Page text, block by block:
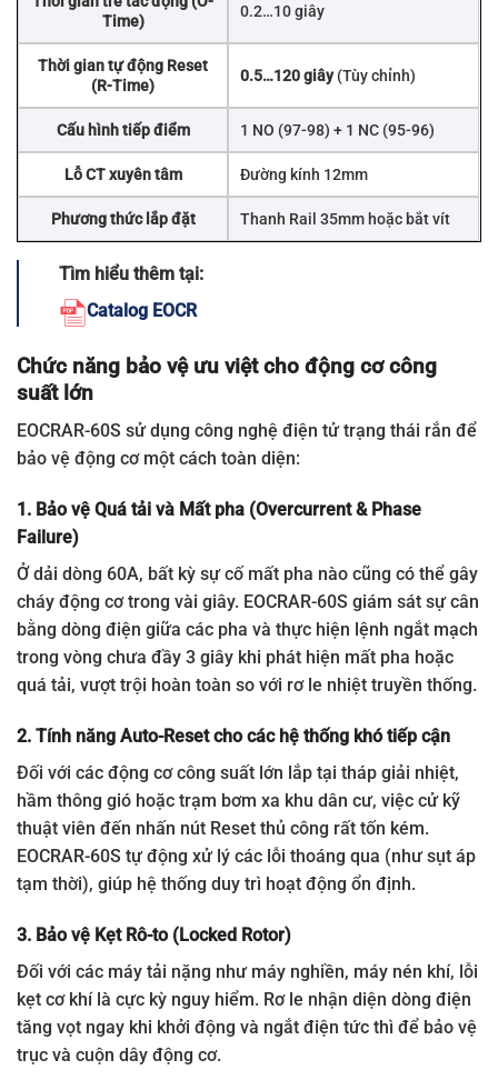
Time)
0.2…10 giây
Thời gian tự động Reset
(R-Time)
0.5…120 giây(Tùy chỉnh)
Cấu hình tiếp điểm 1 NO (97-98) + 1 NC (95-96)
Lỗ CT xuyên tâm Đường kính 12mm
Phương thức lắp đặt Thanh Rail 35mm hoặc bắt vít
Tìm hiểu thêm tại:
Catalog EOCR
Chức năng bảo vệ ưu việt cho động cơ công
suất lớn
EOCRAR-60S sử dụng công nghệ điện tử trạng thái rắn để
bảo vệ động cơ một cách toàn diện:
1. Bảo vệ Quá tải và Mất pha (Overcurrent & Phase
Failure)
Ở dải dòng 60A, bất kỳ sự cố mất pha nào cũng có thể gây
cháy động cơ trong vài giây. EOCRAR-60S giám sát sự cân
bằng dòng điện giữa các pha và thực hiện lệnh ngắt mạch
trong vòng chưa đầy 3 giây khi phát hiện mất pha hoặc
quá tải, vượt trội hoàn toàn so với rơ le nhiệt truyền thống.
2. Tính năng Auto-Reset cho các hệ thống khó tiếp cận
Đối với các động cơ công suất lớn lắp tại tháp giải nhiệt,
hầm thông gió hoặc trạm bơm xa khu dân cư, việc cử kỹ
thuật viên đến nhấn nút Reset thủ công rất tốn kém.
EOCRAR-60S tự động xử lý các lỗi thoáng qua (như sụt áp
tạm thời), giúp hệ thống duy trì hoạt động ổn định.
3. Bảo vệ Kẹt Rô-to (Locked Rotor)
Đối với các máy tải nặng như máy nghiền, máy nén khí, lỗi
kẹt cơ khí là cực kỳ nguy hiểm. Rơ le nhận diện dòng điện
tăng vọt ngay khi khởi động và ngắt điện tức thì để bảo vệ
trục và cuộn dây động cơ.